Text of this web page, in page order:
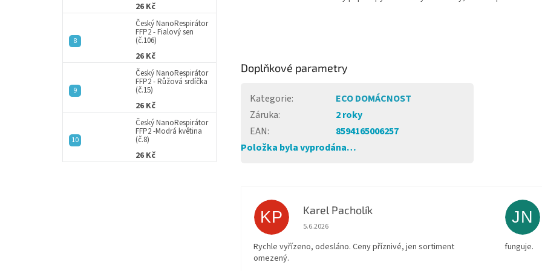
26 Kč
Český NanoRespirátor
FFP2 - Fialový sen
(č.106)
26 Kč
Český NanoRespirátor
FFP2 - Růžová srdíčka
(č.15)
26 Kč
Český NanoRespirátor
FFP2 -Modrá květina
(č.8)
26 Kč
Doplňkové parametry
Kategorie:
ECO DOMÁCNOST
Záruka:
2 roky
EAN:
8594165006257
Položka byla vyprodána…
KP Karel Pacholík
Hodnocení obchodu je 4 z 5 hvězdiček.
5.6.2026
Rychle vyřízeno, odesláno. Ceny příznivé, jen sortiment
omezený.
JN
funguje.